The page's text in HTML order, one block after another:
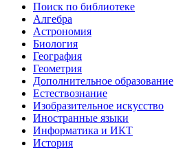
Поиск по библиотеке
Алгебра
Астрономия
Биология
География
Геометрия
Дополнительное образование
Естествознание
Изобразительное искусство
Иностранные языки
Информатика и ИКТ
История